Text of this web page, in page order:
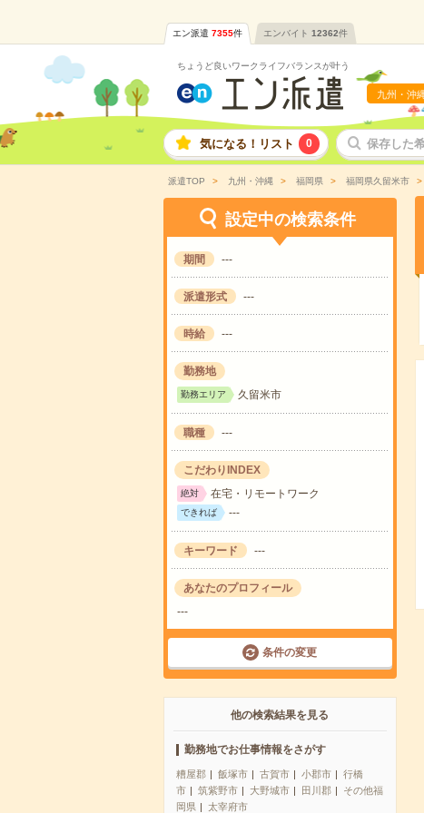
エン派遣 7355件 エンバイト 12362件
ちょうど良いワークライフバランスが叶う
九州・沖
気になる！リスト 0 保存した
派遣TOP 九州・沖縄 福岡県 福岡県久留米市
設定中の検索条件
期間 ---
派遣形式 ---
時給 ---
勤務地
勤務エリア 久留米市
職種 ---
こだわりINDEX
絶対 在宅・リモートワーク
できれば ---
キーワード ---
あなたのプロフィール
---
条件の変更
他の検索結果を見る
勤務地でお仕事情報をさがす
糟屋郡 飯塚市 古賀市 小郡市
行橋
市
筑紫野市 大野城市 田川郡
その他福
岡県
太宰府市